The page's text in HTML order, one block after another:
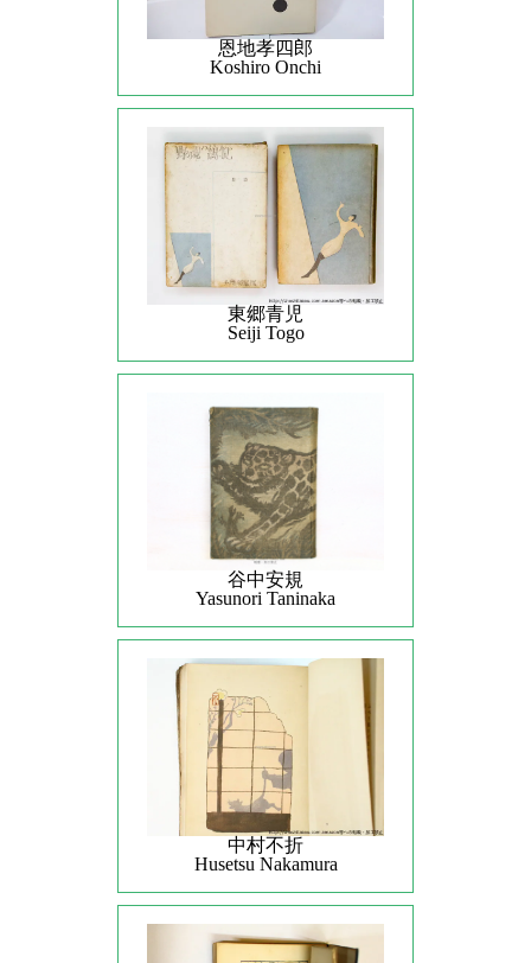
恩地孝四郎
Koshiro Onchi
東郷青児
Seiji Togo
谷中安規
Yasunori Taninaka
中村不折
Husetsu Nakamura